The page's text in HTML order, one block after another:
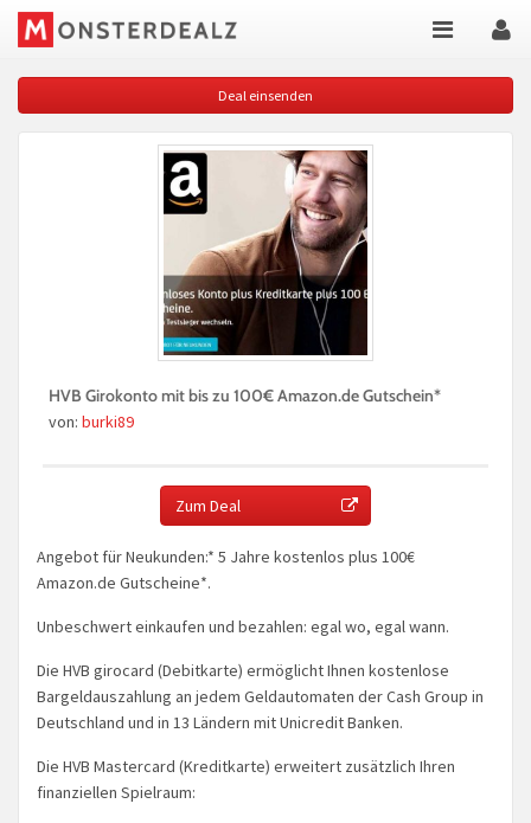
Deal einsenden
HVB Girokonto mit bis zu 100€ Amazon.de Gutschein*
von: burki89
Zum Deal
Angebot für Neukunden:* 5 Jahre kostenlos plus 100€
Amazon.de Gutscheine*.
Unbeschwert einkaufen und bezahlen: egal wo, egal wann.
Die HVB girocard (Debitkarte) ermöglicht Ihnen kostenlose
Bargeldauszahlung an jedem Geldautomaten der Cash Group in
Deutschland und in 13 Ländern mit Unicredit Banken.
Die HVB Mastercard (Kreditkarte) erweitert zusätzlich Ihren
finanziellen Spielraum: